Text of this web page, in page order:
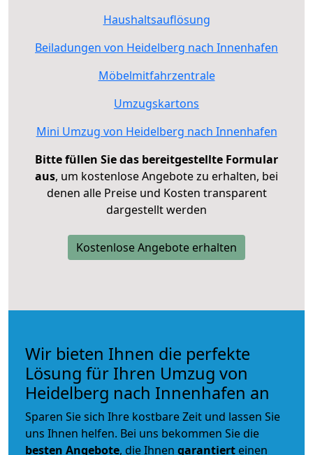
Haushaltsauflösung
Beiladungen von Heidelberg nach Innenhafen
Möbelmitfahrzentrale
Umzugskartons
Mini Umzug von Heidelberg nach Innenhafen
Bitte füllen Sie das bereitgestellte Formular
aus, um kostenlose Angebote zu erhalten, bei
denen alle Preise und Kosten transparent
dargestellt werden
Kostenlose Angebote erhalten
Wir bieten Ihnen die perfekte
Lösung für Ihren Umzug von
Heidelberg nach Innenhafen an
Sparen Sie sich Ihre kostbare Zeit und lassen Sie
uns Ihnen helfen. Bei uns bekommen Sie die
besten Angebote, die Ihnen garantiert einen